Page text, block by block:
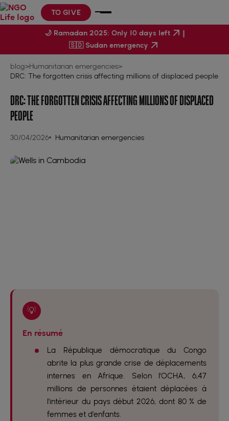
TO GIVE
blog>Humanitarian emergencies>
DRC: The forgotten crisis affecting millions of displaced people
DRC: THE FORGOTTEN CRISIS AFFECTING MILLIONS OF DISPLACED
PEOPLE
30/04/2026 Humanitarian emergencies
💡
En résumé
La République démocratique du Congo
abrite la plus grande crise de déplacements
internes en Afrique. Selon l'OCHA, 6,47
millions de personnes étaient déplacées à
l'intérieur du pays début 2026, dont 80 % de
femmes et d'enfants.
🌙 Ramadan 2025: Only 10 days left |
🇸🇩 Sudan emergency